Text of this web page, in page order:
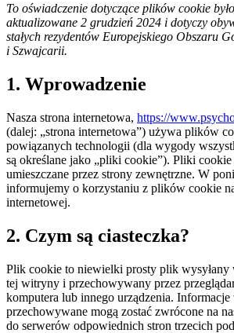
To oświadczenie dotyczące plików cookie
aktualizowane 2 grudzień 2024 i dotyczy
stałych rezydentów Europejskiego Obszaru
i Szwajcarii.
1. Wprowadzenie
Nasza strona internetowa, https://
(dalej: „strona internetowa”) używa plików
powiązanych technologii (dla wygody
są określane jako „pliki cookie”). Pliki
umieszczane przez strony zewnętrzne. W
informujemy o korzystaniu z plików cookie
internetowej.
2. Czym są ciasteczka?
Plik cookie to niewielki prosty plik wysyłany
tej witryny i przechowywany przez
komputera lub innego urządzenia. Informacje
przechowywane mogą zostać zwrócone na
do serwerów odpowiednich stron trzecich